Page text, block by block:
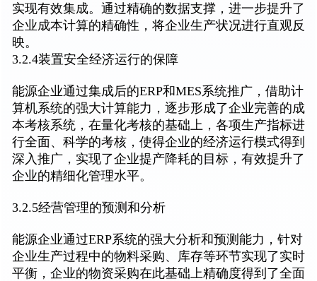
实现有效集成。通过精确的数据支撑，进一步提升了
企业成本计算的精确性，将企业生产状况进行直观反
映。
3.2.4装置安全经济运行的保障
能源企业通过集成后的ERP和MES系统推广，借助计
算机系统的强大计算能力，逐步形成了企业完善的成
本考核系统，在量化考核的基础上，各项生产指标进
行全面、科学的考核，使得企业的经济运行模式得到
深入推广，实现了企业提产降耗的目标，有效提升了
企业的精细化管理水平。
3.2.5经营管理的预测和分析
能源企业通过ERP系统的强大分析和预测能力，针对
企业生产过程中的物料采购、库存等环节实现了实时
平衡，企业的物资采购在此基础上精确度得到了全面